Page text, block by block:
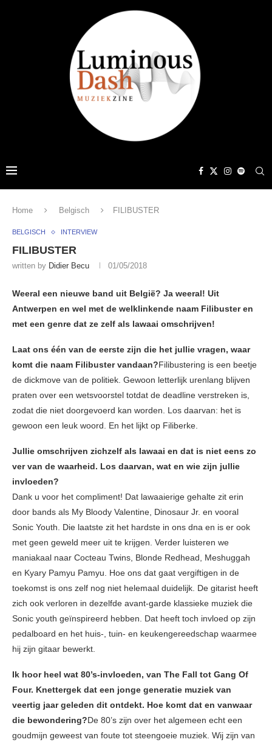
Home Belgisch FILIBUSTER
BELGISCH INTERVIEW
FILIBUSTER
written by Didier Becu 01/05/2018
Weeral een nieuwe band uit België? Ja weeral! Uit
Antwerpen en wel met de welklinkende naam Filibuster en
met een genre dat ze zelf als lawaai omschrijven!
Laat ons één van de eerste zijn die het jullie vragen, waar
komt die naam Filibuster vandaan?Filibustering is een beetje
de dickmove van de politiek. Gewoon letterlijk urenlang blijven
praten over een wetsvoorstel totdat de deadline verstreken is,
zodat die niet doorgevoerd kan worden. Los daarvan: het is
gewoon een leuk woord. En het lijkt op Filiberke.
Jullie omschrijven zichzelf als lawaai en dat is niet eens zo
ver van de waarheid. Los daarvan, wat en wie zijn jullie
invloeden?
Dank u voor het compliment! Dat lawaaierige gehalte zit erin
door bands als My Bloody Valentine, Dinosaur Jr. en vooral
Sonic Youth. Die laatste zit het hardste in ons dna en is er ook
met geen geweld meer uit te krijgen. Verder luisteren we
maniakaal naar Cocteau Twins, Blonde Redhead, Meshuggah
en Kyary Pamyu Pamyu. Hoe ons dat gaat vergiftigen in de
toekomst is ons zelf nog niet helemaal duidelijk. De gitarist heeft
zich ook verloren in dezelfde avant-garde klassieke muziek die
Sonic youth geïnspireerd hebben. Dat heeft toch invloed op zijn
pedalboard en het huis-, tuin- en keukengereedschap waarmee
hij zijn gitaar bewerkt.
Ik hoor heel wat 80’s-invloeden, van The Fall tot Gang Of
Four. Knettergek dat een jonge generatie muziek van
veertig jaar geleden dit ontdekt. Hoe komt dat en vanwaar
die bewondering?De 80’s zijn over het algemeen echt een
goudmijn geweest van foute tot steengoeie muziek. Wij zijn van